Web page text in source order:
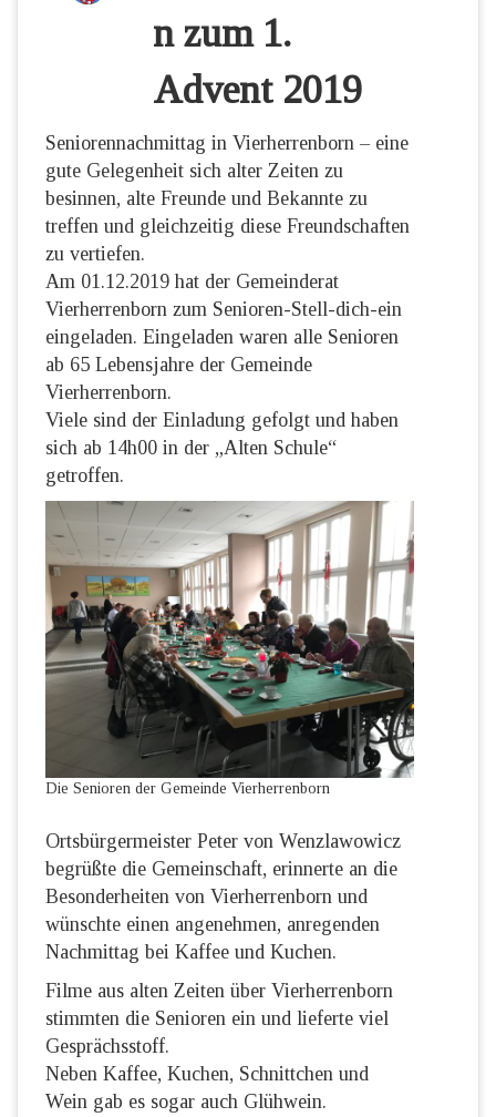
n zum 1.
Advent 2019
Seniorennachmittag in Vierherrenborn – eine
gute Gelegenheit sich alter Zeiten zu
besinnen, alte Freunde und Bekannte zu
treffen und gleichzeitig diese Freundschaften
zu vertiefen.
Am 01.12.2019 hat der Gemeinderat
Vierherrenborn zum Senioren-Stell-dich-ein
eingeladen. Eingeladen waren alle Senioren
ab 65 Lebensjahre der Gemeinde
Vierherrenborn.
Viele sind der Einladung gefolgt und haben
sich ab 14h00 in der „Alten Schule“
getroffen.
Die Senioren der Gemeinde Vierherrenborn
Ortsbürgermeister Peter von Wenzlawowicz
begrüßte die Gemeinschaft, erinnerte an die
Besonderheiten von Vierherrenborn und
wünschte einen angenehmen, anregenden
Nachmittag bei Kaffee und Kuchen.
Filme aus alten Zeiten über Vierherrenborn
stimmten die Senioren ein und lieferte viel
Gesprächsstoff.
Neben Kaffee, Kuchen, Schnittchen und
Wein gab es sogar auch Glühwein.